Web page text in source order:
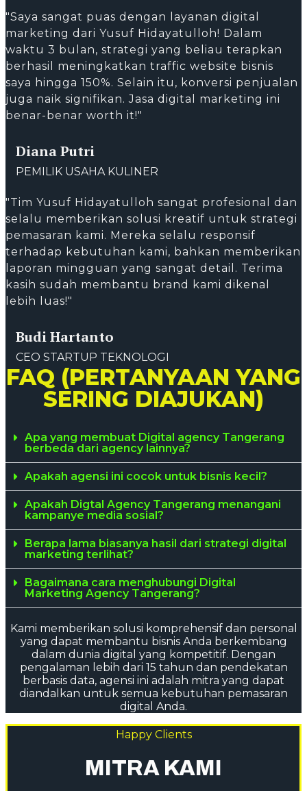
"Saya sangat puas dengan layanan digital
marketing dari Yusuf Hidayatulloh! Dalam
waktu 3 bulan, strategi yang beliau terapkan
berhasil meningkatkan traffic website bisnis
saya hingga 150%. Selain itu, konversi penjualan
juga naik signifikan. Jasa digital marketing ini
benar-benar worth it!"
Diana Putri
PEMILIK USAHA KULINER
"Tim Yusuf Hidayatulloh sangat profesional dan
selalu memberikan solusi kreatif untuk strategi
pemasaran kami. Mereka selalu responsif
terhadap kebutuhan kami, bahkan memberikan
laporan mingguan yang sangat detail. Terima
kasih sudah membantu brand kami dikenal
lebih luas!"
Budi Hartanto
CEO STARTUP TEKNOLOGI
FAQ (PERTANYAAN YANG
SERING DIAJUKAN)
Apa yang membuat Digital agency Tangerang
berbeda dari agency lainnya?
Apakah agensi ini cocok untuk bisnis kecil?
Apakah Digtal Agency Tangerang menangani
kampanye media sosial?
Berapa lama biasanya hasil dari strategi digital
marketing terlihat?
Bagaimana cara menghubungi Digital
Marketing Agency Tangerang?
Kami memberikan solusi komprehensif dan personal
yang dapat membantu bisnis Anda berkembang
dalam dunia digital yang kompetitif. Dengan
pengalaman lebih dari 15 tahun dan pendekatan
berbasis data, agensi ini adalah mitra yang dapat
diandalkan untuk semua kebutuhan pemasaran
digital Anda.
Happy Clients
MITRA KAMI